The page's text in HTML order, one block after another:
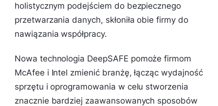
holistycznym podejściem do bezpiecznego
przetwarzania danych, skłoniła obie firmy do
nawiązania współpracy.
Nowa technologia DeepSAFE pomoże firmom
McAfee i Intel zmienić branżę, łącząc wydajność
sprzętu i oprogramowania w celu stworzenia
znacznie bardziej zaawansowanych sposobów